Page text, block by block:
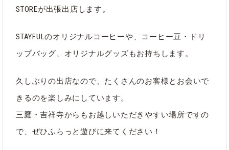
STOREが出張出店します。
STAYFULのオリジナルコーヒーや、コーヒー豆・ドリ
ップバッグ、オリジナルグッズもお持ちします。
久しぶりの出店なので、たくさんのお客様とお会いで
きるのを楽しみにしています。
三鷹・吉祥寺からもお越しいただきやすい場所ですの
で、ぜひふらっと遊びに来てください！